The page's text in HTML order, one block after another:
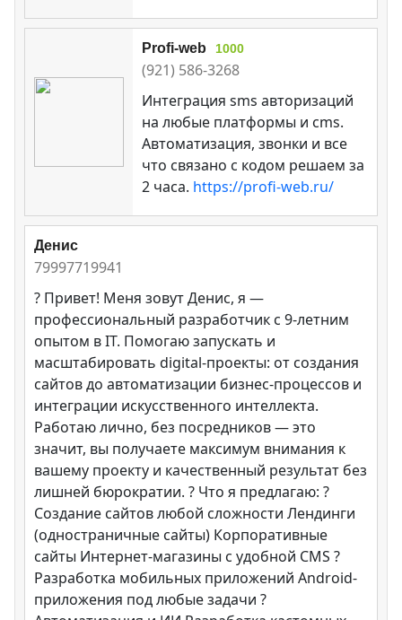
Profi-web 1000
(921) 586-3268
Интеграция sms авторизаций
на любые платформы и cms.
Автоматизация, звонки и все
что связано с кодом решаем за
2 часа. https://profi-web.ru/
Денис
79997719941
? Привет! Меня зовут Денис, я —
профессиональный разработчик с 9-летним
опытом в IT. Помогаю запускать и
масштабировать digital-проекты: от создания
сайтов до автоматизации бизнес-процессов и
интеграции искусственного интеллекта.
Работаю лично, без посредников — это
значит, вы получаете максимум внимания к
вашему проекту и качественный результат без
лишней бюрократии. ? Что я предлагаю: ?
Создание сайтов любой сложности Лендинги
(одностраничные сайты) Корпоративные
сайты Интернет-магазины с удобной CMS ?
Разработка мобильных приложений Android-
приложения под любые задачи ?